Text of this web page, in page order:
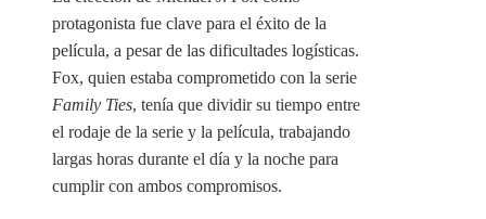
protagonista fue clave para el éxito de la
película, a pesar de las dificultades logísticas.
Fox, quien estaba comprometido con la serie
Family Ties, tenía que dividir su tiempo entre
el rodaje de la serie y la película, trabajando
largas horas durante el día y la noche para
cumplir con ambos compromisos.